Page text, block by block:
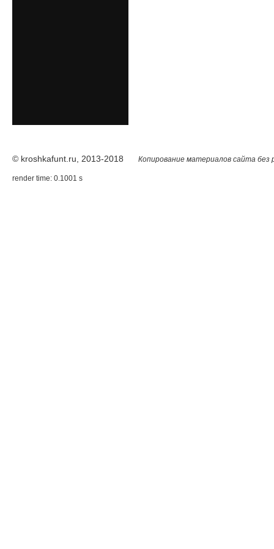
© kroshkafunt.ru, 2013-2018 Копирование материалов сайта без
render time: 0.1001 s